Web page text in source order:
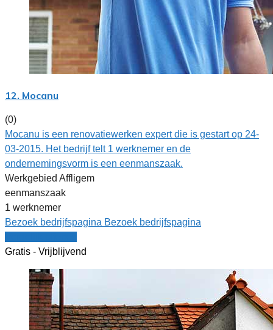
12. Mocanu
(0)
Mocanu is een renovatiewerken expert die is gestart op 24-
03-2015. Het bedrijf telt 1 werknemer en de
ondernemingsvorm is een eenmanszaak.
Werkgebied Affligem
eenmanszaak
1 werknemer
Bezoek bedrijfspagina Bezoek bedrijfspagina
Gratis - Vrijblijvend